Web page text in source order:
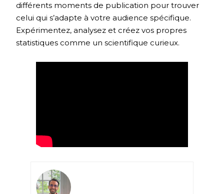
différents moments de publication pour trouver
celui qui s’adapte à votre audience spécifique.
Expérimentez, analysez et créez vos propres
statistiques comme un scientifique curieux.